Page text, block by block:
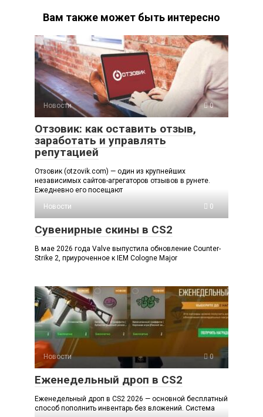
Вам также может быть интересно
Новости 0
Отзовик: как оставить отзыв,
заработать и управлять
репутацией
Отзовик (otzovik.com) — один из крупнейших
независимых сайтов-агрегаторов отзывов в рунете.
Ежедневно его посещают
Новости
0
Сувенирные скины в CS2
В мае 2026 года Valve выпустила обновление Counter-
Strike 2, приуроченное к IEM Cologne Major
Новости 0
Еженедельный дроп в CS2
Еженедельный дроп в CS2 2026 — основной бесплатный
способ пополнить инвентарь без вложений. Система